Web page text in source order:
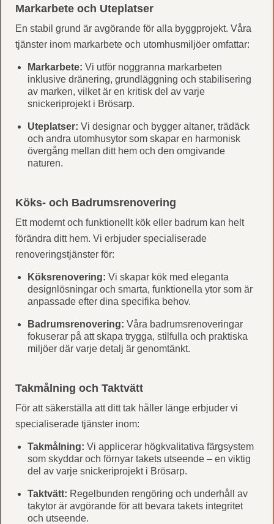
Markarbete och Uteplatser
En stabil grund är avgörande för alla byggprojekt. Våra
tjänster inom markarbete och utomhusmiljöer omfattar:
Markarbete: Vi utför noggranna markarbeten
inklusive dränering, grundläggning och stabilisering
av marken, vilket är en kritisk del av varje
snickeriprojekt i Brösarp.
Uteplatser: Vi designar och bygger altaner, trädäck
och andra utomhusytor som skapar en harmonisk
övergång mellan ditt hem och den omgivande
naturen.
Köks- och Badrumsrenovering
Ett modernt och funktionellt kök eller badrum kan helt
förändra ditt hem. Vi erbjuder specialiserade
renoveringstjänster för:
Köksrenovering: Vi skapar kök med eleganta
designlösningar och smarta, funktionella ytor som är
anpassade efter dina specifika behov.
Badrumsrenovering: Våra badrumsrenoveringar
fokuserar på att skapa trygga, stilfulla och praktiska
miljöer där varje detalj är genomtänkt.
Takmålning och Taktvätt
För att säkerställa att ditt tak håller länge erbjuder vi
specialiserade tjänster inom:
Takmålning: Vi applicerar högkvalitativa färgsystem
som skyddar och förnyar takets utseende – en viktig
del av varje snickeriprojekt i Brösarp.
Taktvätt: Regelbunden rengöring och underhåll av
takytor är avgörande för att bevara takets integritet
och utseende.